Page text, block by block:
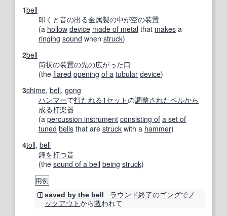
1bell
叩く と音の出る金属製の中が空の装置
(a hollow device made of metal that makes a
ringing sound when struck)
2bell
筒状の装置の先の広がった口
(the flared opening of a tubular device)
3chime, bell, gong
ハンマーで打たれる1セットの調整されたベルから
成る打楽器
(a percussion instrument consisting of a set of
tuned bells that are struck with a hammer)
4toll, bell
鐘を打つ音
(the sound of a bell being struck)
用例
saved by the bell ラウンド終了のゴングでノ
ックアウトから救われて